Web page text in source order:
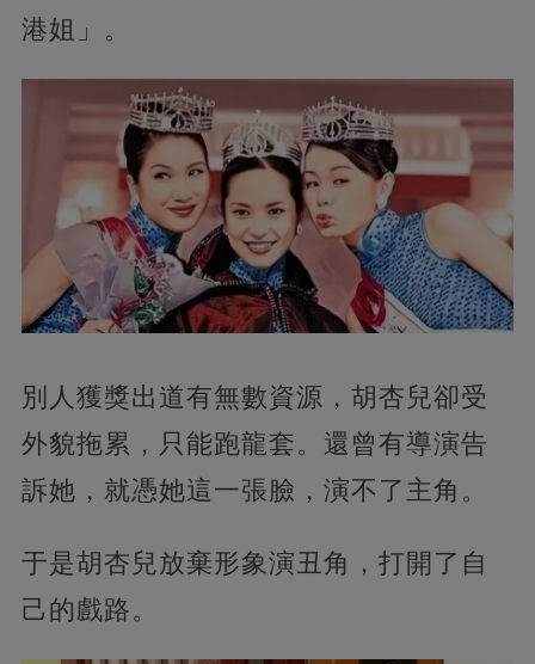
港姐」。
別人獲獎出道有無數資源，胡杏兒卻受
外貌拖累，只能跑龍套。還曾有導演告
訴她，就憑她這一張臉，演不了主角。
于是胡杏兒放棄形象演丑角，打開了自
己的戲路。